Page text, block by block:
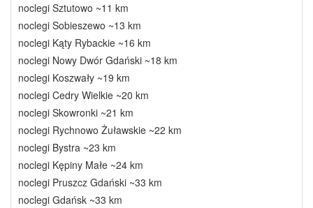
noclegi Sztutowo ~11 km
noclegi Sobieszewo ~13 km
noclegi Kąty Rybackie ~16 km
noclegi Nowy Dwór Gdański ~18 km
noclegi Koszwały ~19 km
noclegi Cedry Wielkie ~20 km
noclegi Skowronki ~21 km
noclegi Rychnowo Żuławskie ~22 km
noclegi Bystra ~23 km
noclegi Kępiny Małe ~24 km
noclegi Pruszcz Gdański ~33 km
noclegi Gdańsk ~33 km